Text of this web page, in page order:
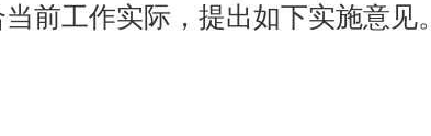
前工作实际， 提出如下实施意见。